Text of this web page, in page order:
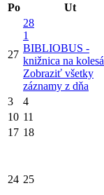
Po
Ut
27
28
1
BIBLIOBUS -
knižnica na
Zobraziť všetky
záznamy z dňa
3 4
10 11
17 18
24 25